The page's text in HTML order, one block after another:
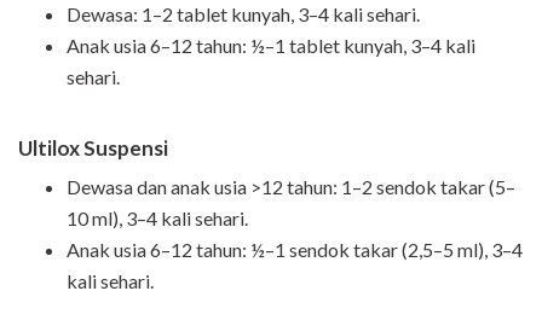
Dewasa: 1–2 tablet kunyah, 3–4 kali sehari.
Anak usia 6–12 tahun: ½–1 tablet kunyah, 3–4 kali
sehari.
Ultilox Suspensi
Dewasa dan anak usia >12 tahun: 1–2 sendok takar (5–
10 ml), 3–4 kali sehari.
Anak usia 6–12 tahun: ½–1 sendok takar (2,5–5 ml), 3–4
kali sehari.